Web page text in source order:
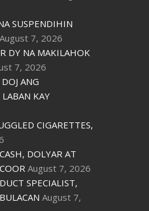
SUSPENDIHIN
August 7, 2026
DY NA MAKILAHOK
7, 2026
ANG
KAY
CIGARETTES,
DOLYAR AT
August 7, 2026
SPECIALIST,
August 7,